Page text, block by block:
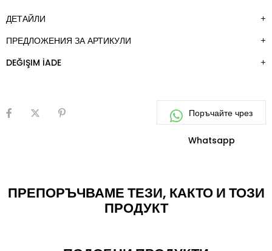
ДЕТАЙЛИ
ПРЕДЛОЖЕНИЯ ЗА АРТИКУЛИ
DEĞIŞIM İADE
ПРЕПОРЪЧВАМЕ ТЕЗИ, КАКТО И ТОЗИ
ПРОДУКТ